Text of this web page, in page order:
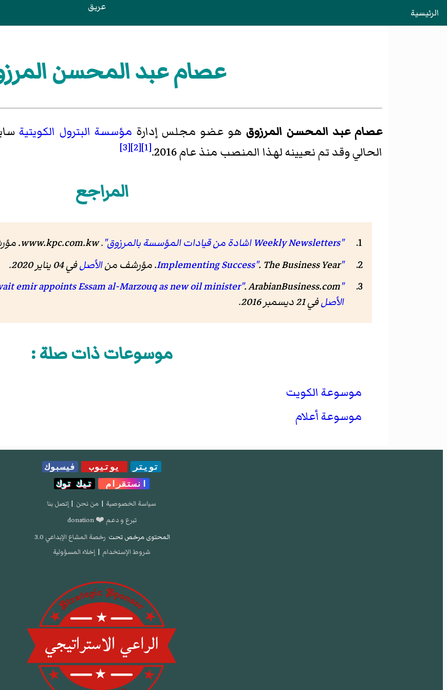
الرئيسية عريق
عصام عبد المحسن
عصام عبد المحسن المرزوق هو عضو مجلس إدارة مؤسسة البترول الكويتية
الحالي وقد تم نعيينه لهذا المنصب منذ عام 2016.
[1]
[2]
[3]
المراجع
"Weekly Newsletters اشادة من قيادات المؤسسة بالمرزوق" .
www.kpc.com.kw
.
"Implementing Success"
. The Business Year . مؤرشف منالأصلفي 04 يناير 2020
.
"Kuwait emir appoints Essam al-Marzouq as new oil minister"
.ArabianBusiness.com
الأصلفي 21 ديسمبر 2016 .
موسوعات ذات صلة :
موسوعة الكويت
موسوعة أعلام
تويتر يوتيوب
فيسبوك
انستقرام
تيك توك
سياسة الخصوصية | من نحن | إتصل بنا
تبرع و دعم ❤️ donation
المحتوى مرخص تحت رخصة المشاع الإبداعي 3.0
شروط الإستخدام | إخلاء المسؤولية